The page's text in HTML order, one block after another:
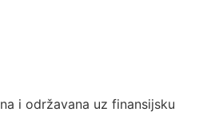
i održavana uz finansijsku